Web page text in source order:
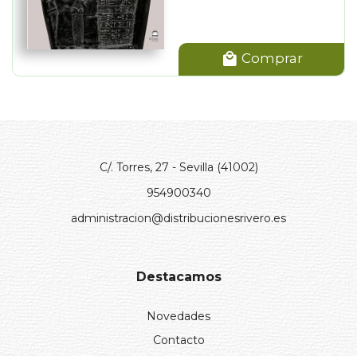
Comprar
C/. Torres, 27 - Sevilla (41002)
954900340
administracion@distribucionesrivero.es
Destacamos
Novedades
Contacto